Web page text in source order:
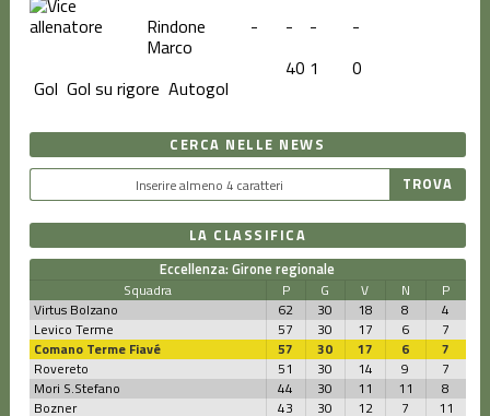
Rindone
Marco
- - -
-
40 1 0
Gol Gol su rigore Autogol
CERCA NELLE NEWS
LA CLASSIFICA
Eccellenza: Girone regionale
Squadra P G V N
P
Virtus Bolzano
62 30 18 8
4
Levico Terme
57 30 17 6
7
Comano Terme Fiavé
57 30 17 6
7
Rovereto
51 30 14 9
7
Mori S.Stefano
44 30 11 11
8
Bozner
43 30 12 7 11